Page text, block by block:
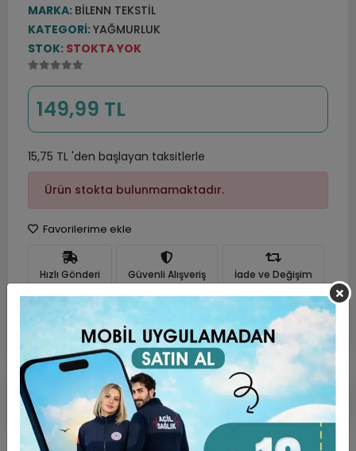
MARKA: BILENN TEKSTIL
KATEGORI:YAĞMURLUK
STOK: STOKTA YOK
149,99 TL
15,75 TL 'den başlayan taksitlerle
Ürün stokta bulunmamaktadır.
Favorilerime ekle
Hızlı Gönderi Güvenli Alışveriş İade ve Değişim